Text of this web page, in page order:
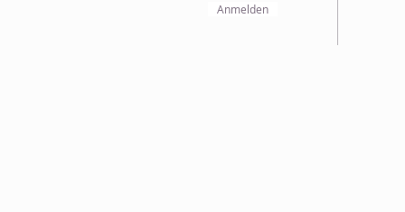
Anmelden